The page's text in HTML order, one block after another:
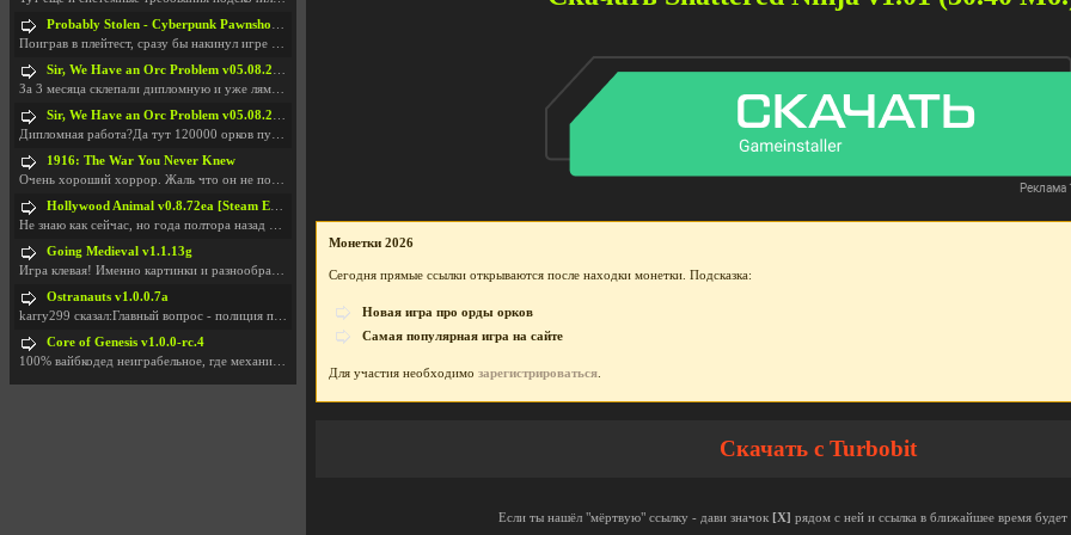
Монетки 2026
Сегодня прямые ссылки открываются после находки монетки. Подсказка:
Новая игра про орды орков
Самая популярная игра на сайте
Для участия необходимо зарегистрироваться
Скачать с Turbobit
Если ты нашёл "мёртвую" ссылку - дави значок [X] рядом с ней и ссылка в ближайшее время будет
Probably Stolen - Cyberpunk Pawnshop Simulator v048c [Playtest]
Поиграв в плейтест, сразу бы накинул игре наивысши
Sir, We Have an Orc Problem v05.08.2026
За 3 месяца склепали дипломную и уже лям двести ба
Sir, We Have an Orc Problem v05.08.2026
Дипломная работа?Да тут 120000 орков путь выбирают
1916: The War You Never Knew
Очень хороший хоррор. Жаль что он не получил должн
Hollywood Animal v0.8.72ea [Steam Early Access]
Не знаю как сейчас, но года полтора назад игра был
Going Medieval v1.1.13g
Игра клевая! Именно картинки и разнообразия в стро
Ostranauts v1.0.0.7a
karry299 сказал:Главный вопрос - полиция по-прежне
Core of Genesis v1.0.0-rc.4
100% вайбкодед неиграбельное, где механики знает т